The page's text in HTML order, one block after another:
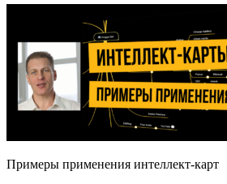
Примеры применения интеллект-карт